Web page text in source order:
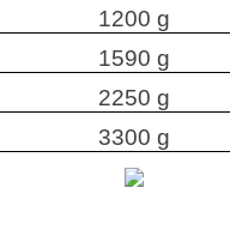
1200 g
1590 g
2250 g
3300 g